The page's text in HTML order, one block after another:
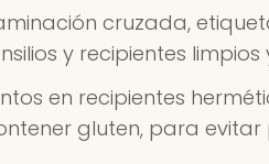
cruzada,
y recipientes limpios
en recipientes
gluten, para evitar